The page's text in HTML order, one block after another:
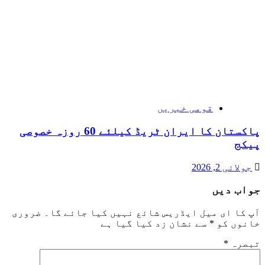
قومی خبریں
پاکستان کا ایران ٹریڈ کیلئے 60 روزہ خصوصی
پیکج
جولائی 2, 2026
جواب دیں
آپ کا ای میل ایڈریس شائع نہیں کیا جائے گا۔
ضروری
خانوں کو * سے نشان زد کیا گیا ہے
تبصرہ *